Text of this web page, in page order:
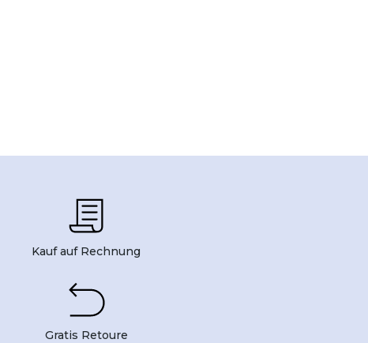
Kauf auf Rechnung
Gratis Retoure